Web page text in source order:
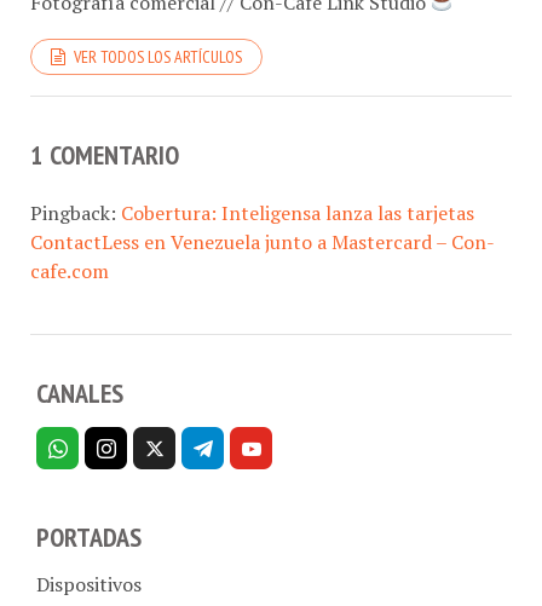
ContactLess en Venezuela junto a Mastercard – Con-
cafe.com
Dispositivos
Telecom